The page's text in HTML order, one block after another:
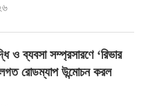
ও ব্যবসা সম্প্রসারণে ‘রিভার
রোডম্যাপ উন্মোচন করল